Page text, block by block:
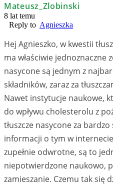
Mateusz_Zlobinski
8 lat temu
Reply to Agnieszka
Hej Agnieszko, w kwestii
ma właściwie jednoznaczne
nasycone są jednym z
składników, zaraz za
Nawet instytucje naukowe,
do wpływu cholesterolu z
tłuszcze nasycone za
informacji o tym w
zupełnie odwrotne, są to
niepotwierdzone naukowo,
zamieszanie. Czemu tak się